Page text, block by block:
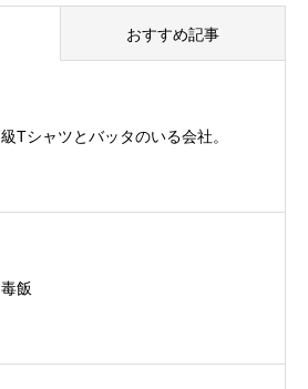
おすすめ記事
Tシャツとバッタのいる会社。
飯
（秋保温泉）
ミック2022年4月入社式